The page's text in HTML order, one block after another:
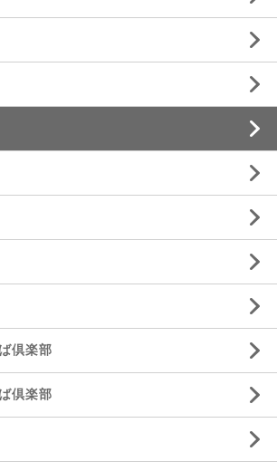
倶楽部
倶楽部